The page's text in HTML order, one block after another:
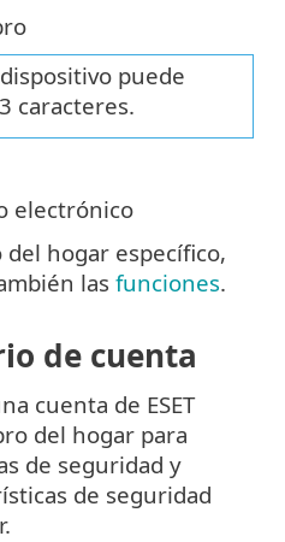
puede
caracteres.
electrónico
hogar específico,
las funciones.
de cuenta
cuenta de ESET
del hogar para
de seguridad y
de seguridad